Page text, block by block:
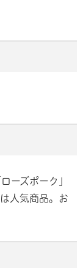
ーズポーク」
人気商品。お